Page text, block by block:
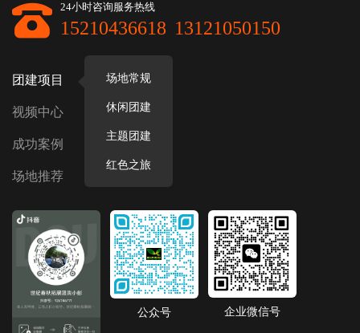
24小时咨询服务热线
15210436618 13121050150
团建项目 场地常规
休闲团建
主题团建
红色之旅
视频中心
成功案例
场地推荐
公众号 企业微信号